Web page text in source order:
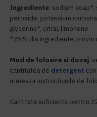
Ingrediente: sodium
peroxide, potassium
glycerine*, citral, limonene.
*25% din ingrediente provin
Mod de folosire si dozaj:
cantitatea de detergent
urmeaza instructiunile de
Cantitate suficienta pentru